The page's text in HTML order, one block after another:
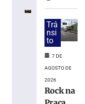
Vôlei
estreia
Campeonato
Estadual
Trâ
nsi
to
7 DE
AGOSTO DE
2026
Rock na